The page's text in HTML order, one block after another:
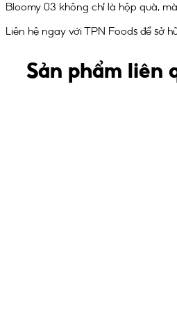
Bloomy 03 không chỉ là hộp quà,
Liên hệ ngay với TPN Foods để sở
Sản phẩm liên